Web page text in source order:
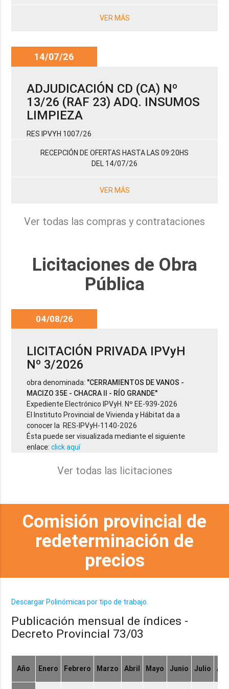
VER MÁS
14/07/26
ADJUDICACIÓN CD (CA) Nº
13/26 (RAF 23) ADQ. INSUMOS
LIMPIEZA
RES IPVYH 1007/26
RECEPCIÓN DE OFERTAS HASTA LAS 09:20HS
DEL 14/07/26
VER MÁS
Ver todas las compras y contrataciones
Licitaciones de Obra
Pública
04/08/26
LICITACIÓN PRIVADA IPVyH
Nº 3/2026
obra denominada: "CERRAMIENTOS DE VANOS -
MACIZO 35E - CHACRA II - RÍO GRANDE"
Expediente Electrónico IPVyH. Nº EE-939-2026
El Instituto Provincial de Vivienda y Hábitat da a
conocer la RES-IPVyH-1140-2026
Ésta puede ser visualizada mediante el siguiente
enlace:click aquí
Ver todas las licitaciones
Comisión provincial de
redeterminación de
precios
Descargar Polinómicas por tipo de trabajo.
Publicación mensual de índices -
Decreto Provincial 73/03
Año Enero Febrero Marzo Abril Mayo Junio Julio